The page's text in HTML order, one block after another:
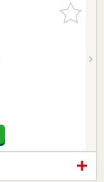
お気に入
りに追加